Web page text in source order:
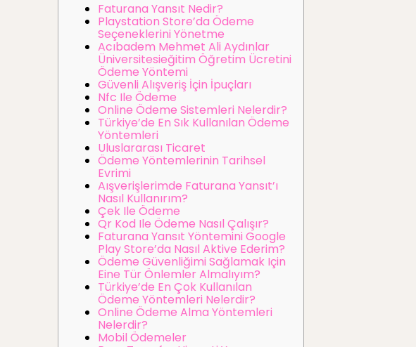
Faturana Yansıt Nedir?
Playstation Store’da Ödeme
Seçeneklerini Yönetme
Acıbadem Mehmet Ali Aydınlar
Üniversitesieğitim Öğretim Ücretini
Ödeme Yöntemi
Güvenli Alışveriş İçin İpuçları
Nfc Ile Ödeme
Online Ödeme Sistemleri Nelerdir?
Türkiye’de En Sık Kullanılan Ödeme
Yöntemleri
Uluslararası Ticaret
Ödeme Yöntemlerinin Tarihsel
Evrimi
Aışverişlerimde Faturana Yansıt’ı
Nasıl Kullanırım?
Çek Ile Ödeme
Qr Kod Ile Ödeme Nasıl Çalışır?
Faturana Yansıt Yöntemini Google
Play Store’da Nasıl Aktive Ederim?
Ödeme Güvenliğimi Sağlamak Için
Eine Tür Önlemler Almalıyım?
Türkiye’de En Çok Kullanılan
Ödeme Yöntemleri Nelerdir?
Online Ödeme Alma Yöntemleri
Nelerdir?
Mobil Ödemeler